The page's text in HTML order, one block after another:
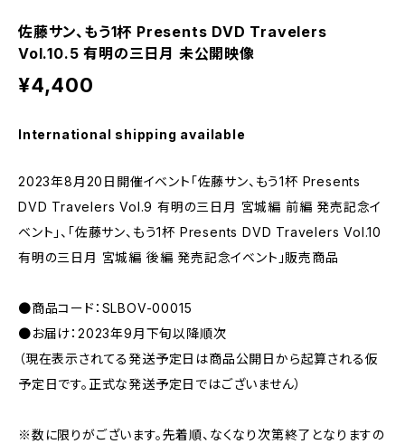
佐藤サン、もう1杯 Presents DVD Travelers
Vol.10.5 有明の三日月 未公開映像
¥4,400
International shipping available
2023年8月20日開催イベント「佐藤サン、もう1杯 Presents
DVD Travelers Vol.9 有明の三日月 宮城編 前編 発売記念イ
ベント」、「佐藤サン、もう1杯 Presents DVD Travelers Vol.10
有明の三日月 宮城編 後編 発売記念イベント」販売商品
●商品コード：SLBOV-00015
●お届け：2023年9月下旬以降順次
（現在表示されてる発送予定日は商品公開日から起算される仮
予定日です。正式な発送予定日ではございません）
※数に限りがございます。先着順、なくなり次第終了となりますの